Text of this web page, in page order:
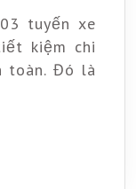
tuyến xe
kiệm chi
toàn. Đó là